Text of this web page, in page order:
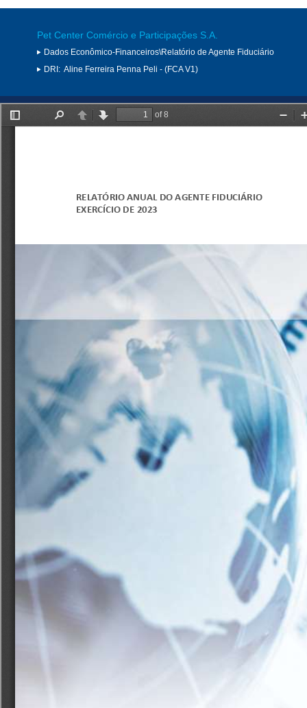
Pet Center Comércio e Participações S.A.
Dados Econômico-Financeiros\Relatório de Agente Fiduciário
DRI: Aline Ferreira Penna Peli - (FCA V1)